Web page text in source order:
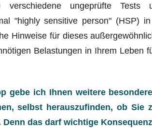
verschiedene ungeprüfte Tests
"highly sensitive person" (HSP)
Hinweise für dieses
Belastungen in Ihrem Leben
gebe ich Ihnen weitere
selbst herauszufinden, ob Sie
Denn das darf wichtige